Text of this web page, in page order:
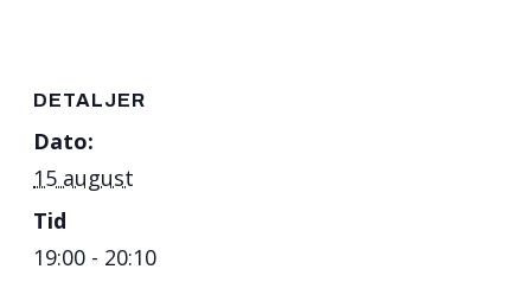
DETALJER
Dato:
15 august
Tid
19:00 - 20:10